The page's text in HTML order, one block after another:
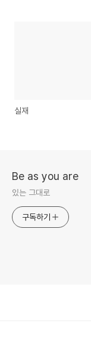
실재
Be as you are
있는 그대로
구독하기